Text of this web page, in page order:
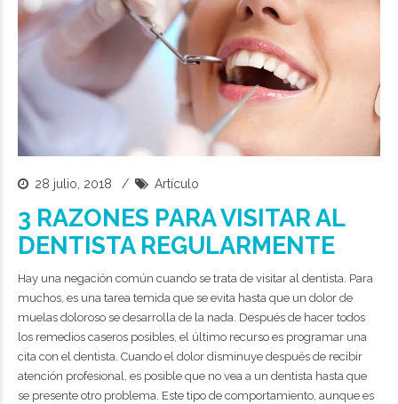
28 julio, 2018 Artículo
3 RAZONES PARA VISITAR AL
DENTISTA REGULARMENTE
Hay una negación común cuando se trata de visitar al dentista. Para
muchos, es una tarea temida que se evita hasta que un dolor de
muelas doloroso se desarrolla de la nada. Después de hacer todos
los remedios caseros posibles, el último recurso es programar una
cita con el dentista. Cuando el dolor disminuye después de recibir
atención profesional, es posible que no vea a un dentista hasta que
se presente otro problema. Este tipo de comportamiento, aunque es